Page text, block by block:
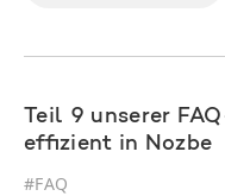
Teil 9 unserer
effizient in Nozbe
#FAQ